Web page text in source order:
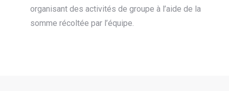
organisant des activités de groupe à l’aide de la
somme récoltée par l’équipe.